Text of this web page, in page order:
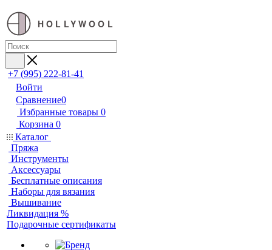
HOLLYWOOL
+7 (995) 222-81-41
Войти
Сравнение0
Избранные товары 0
Корзина 0
Каталог
Пряжа
Инструменты
Аксессуары
Бесплатные описания
Наборы для вязания
Вышивание
Ликвидация %
Подарочные сертификаты